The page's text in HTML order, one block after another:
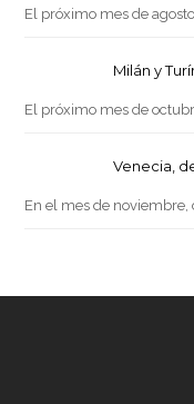
El próximo mes de
Milán y
El próximo mes de
Venecia,
En el mes de